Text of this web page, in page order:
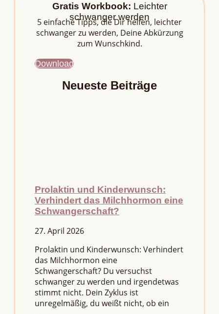
Gratis Workbook: Leichter
schwanger werden
5 einfache Tipps, die Dir helfen, leichter
schwanger zu werden, Deine Abkürzung
zum Wunschkind.
Download
Neueste Beiträge
Prolaktin und Kinderwunsch:
Verhindert das Milchhormon eine
Schwangerschaft?
27. April 2026
Prolaktin und Kinderwunsch: Verhindert
das Milchhormon eine
Schwangerschaft? Du versuchst
schwanger zu werden und irgendetwas
stimmt nicht. Dein Zyklus ist
unregelmäßig, du weißt nicht, ob ein